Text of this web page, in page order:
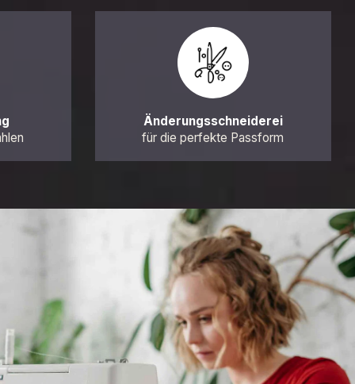
Änderungsschneiderei
für die perfekte Passform